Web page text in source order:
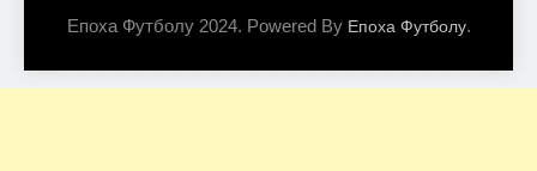
Епоха Футболу 2024. Powered By Епоха Футболу.